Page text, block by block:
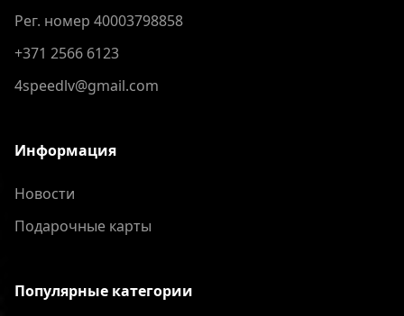
Рег. номер 40003798858
+371 2566 6123
4speedlv@gmail.com
Информация
Новости
Подарочные карты
Популярные категории